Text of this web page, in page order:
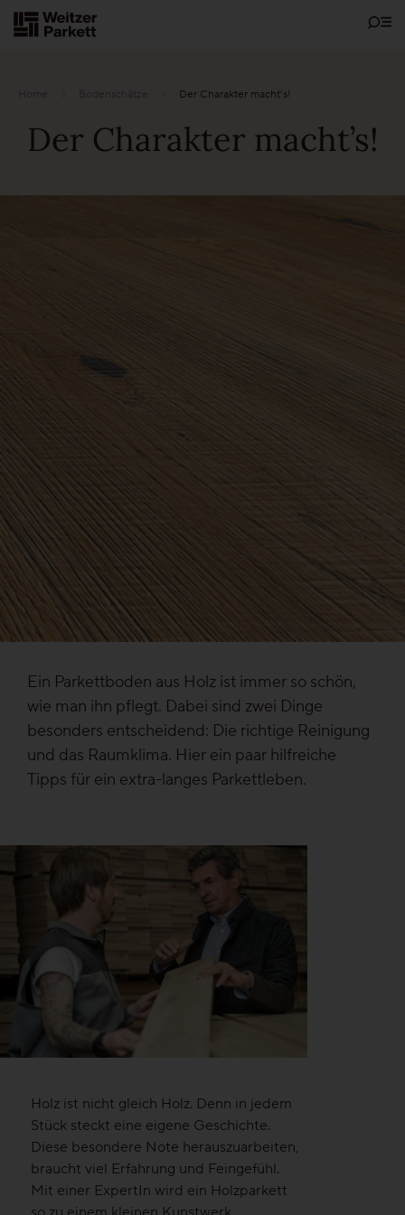
Showrooms
Bodenschätze
Flüster-Parkett
Schnell-Parkett
Mehr über Funktionen erfahren
Mehr über Farben erfahren
Alle Maserungen ansehen
Lösungen
Boden- & Sockelleisten
Verlegemuster & -techniken
Zum
Inhalt
Der Charakter macht’s!
Der Charakter macht’s!
Ein Parkettboden aus Holz ist immer so schön,
wie man ihn pflegt. Dabei sind zwei Dinge
besonders entscheidend: Die richtige Reinigung
und das Raumklima. Hier ein paar hilfreiche
Tipps für ein extra-langes Parkettleben.
Holz ist nicht gleich Holz. Denn in jedem
Stück steckt eine eigene Geschichte.
Diese besondere Note herauszuarbeiten,
braucht viel Erfahrung und Feingefühl.
Mit einer ExpertIn wird ein Holzparkett